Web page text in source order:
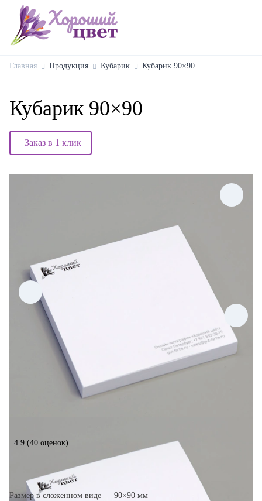
Главная Продукция Кубарик Кубарик 90×90
Кубарик 90×90
Заказ в 1 клик
4.9 (40 оценок)
Размер в сложенном виде — 90×90 мм